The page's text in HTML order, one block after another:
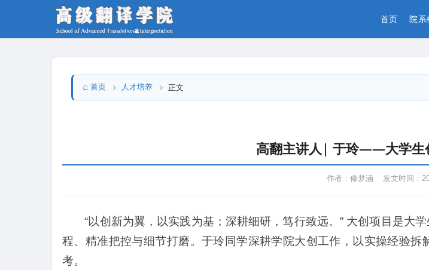
首页 院系
首页 人才培养 正文
高翻主讲人| 于玲——大学生
作者：修梦涵 发文时间：
“以创新为翼，以实践为基；深耕细研，笃行致远。” 大创项目是大
程、精准把控与细节打磨。于玲同学深耕学院大创工作，以实操经验
考。